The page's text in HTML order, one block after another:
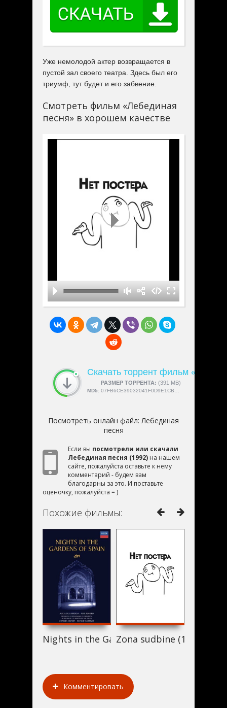
Уже немолодой актер возвращается в
пустой зал своего театра. Здесь был его
триумф, тут будет и его забвение.
Смотреть фильм «Лебединая
песня» в хорошем качестве
Скачать торрент фильм
РАЗМЕР ТОРРЕНТА: (391 MB)
СКАЧАЛИ:4189
MD5: 07FB6CE39032041F0D9E1CBEB08F2FB2
Посмотреть онлайн файл: Лебединая
песня
Если вы посмотрели или скачали
Лебединая песня (1992) на нашем
сайте, пожалуйста оставьте к нему
комментарий - будем вам
благодарны за это. И поставьте
оценочку, пожалуйста = )
Похожие фильмы:
Nights in the Gardens of Spain (1992)
Zona sudbine (1992)
Комментировать